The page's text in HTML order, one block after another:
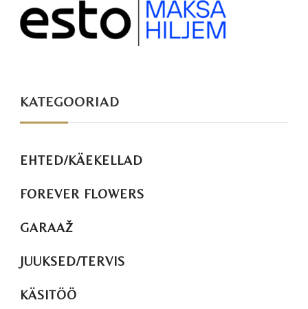
KATEGOORIAD
EHTED/KÄEKELLAD
FOREVER FLOWERS
GARAAŽ
JUUKSED/TERVIS
KÄSITÖÖ